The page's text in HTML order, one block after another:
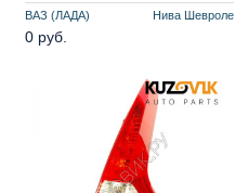
ВАЗ (ЛАДА) Нива Шевроле
0 руб.